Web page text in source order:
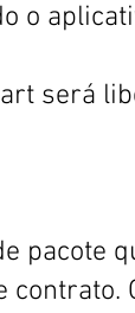
o
será
pacote
contrato.